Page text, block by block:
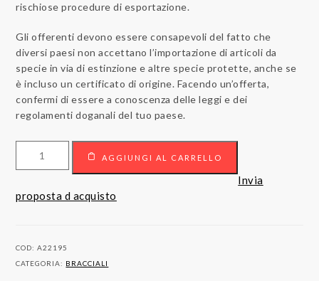
rischiose procedure di esportazione.
Gli offerenti devono essere consapevoli del fatto che
diversi paesi non accettano l’importazione di articoli da
specie in via di estinzione e altre specie protette, anche se
è incluso un certificato di origine. Facendo un’offerta,
confermi di essere a conoscenza delle leggi e dei
regolamenti doganali del tuo paese.
e
AGGIUNGI AL CARRELLO
Invia
proposta d acquisto
COD:A22195
CATEGORIA: BRACCIALI